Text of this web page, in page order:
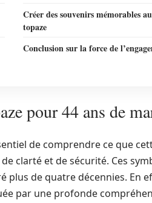
Créer des souvenirs mémorables
topaze
Conclusion sur la force de
pour 44 ans de
de comprendre ce que
clarté et de sécurité. Ces
de quatre décennies. En
par une profonde